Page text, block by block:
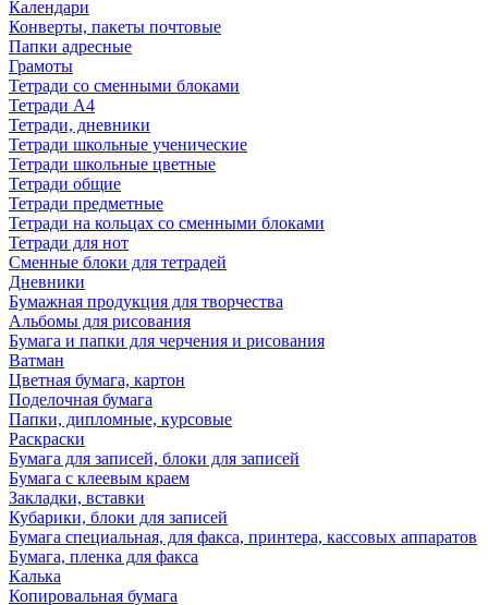
Календари
Конверты, пакеты почтовые
Папки адресные
Грамоты
Тетради со сменными блоками
Тетради А4
Тетради, дневники
Тетради школьные ученические
Тетради школьные цветные
Тетради общие
Тетради предметные
Тетради на кольцах со сменными блоками
Тетради для нот
Сменные блоки для тетрадей
Дневники
Бумажная продукция для творчества
Альбомы для рисования
Бумага и папки для черчения и рисования
Ватман
Цветная бумага, картон
Поделочная бумага
Папки, дипломные, курсовые
Раскраски
Бумага для записей, блоки для записей
Бумага с клеевым краем
Закладки, вставки
Кубарики, блоки для записей
Бумага специальная, для факса, принтера, кассовых аппаратов
Бумага, пленка для факса
Калька
Копировальная бумага